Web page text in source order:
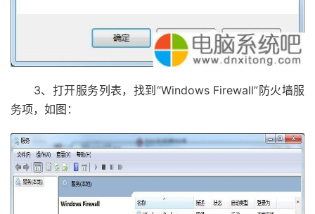
3、打开服务列表，找到“Windows Firewall”防火墙服
务项，如图：